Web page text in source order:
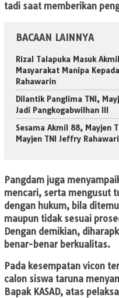
tadi saat memberikan
BACAAN LAINNYA
Rizal Talapuka Masuk
Masyarakat Manipa
Rahawarin
Dilantik Panglima TNI,
Jadi Pangkogabwilhan III
Sesama Akmil 88, Mayjen
Mayjen TNI Jeffry
Pangdam juga
mencari, serta mengusut
dengan hukum, bila
maupun tidak sesuai
Dengan demikian,
benar-benar berkualitas.
Pada kesempatan vicon
calon siswa taruna
Bapak KASAD, atas